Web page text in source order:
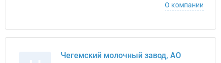
О компании
Чегемский молочный завод, АО